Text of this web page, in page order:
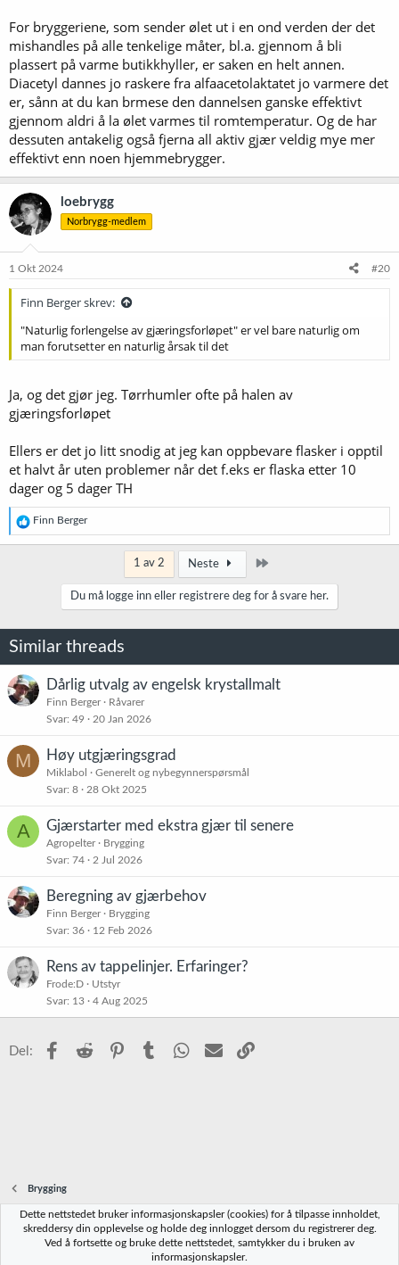
For bryggeriene, som sender ølet ut i en ond verden der det
mishandles på alle tenkelige måter, bl.a. gjennom å bli
plassert på varme butikkhyller, er saken en helt annen.
Diacetyl dannes jo raskere fra alfaacetolaktatet jo varmere det
er, sånn at du kan brmese den dannelsen ganske effektivt
gjennom aldri å la ølet varmes til romtemperatur. Og de har
dessuten antakelig også fjerna all aktiv gjær veldig mye mer
effektivt enn noen hjemmebrygger.
loebrygg
Norbrygg-medlem
1 Okt 2024 #20
Finn Berger skrev:
"Naturlig forlengelse av gjæringsforløpet" er vel bare naturlig om
man forutsetter en naturlig årsak til det
Ja, og det gjør jeg. Tørrhumler ofte på halen av
gjæringsforløpet
Ellers er det jo litt snodig at jeg kan oppbevare flasker i opptil
et halvt år uten problemer når det f.eks er flaska etter 10
dager og 5 dager TH
R
e
a
r
Finn Berger
1 av 2 Neste
Du må logge inn eller registrere deg for å svare her.
Similar threads
Dårlig utvalg av engelsk krystallmalt
Finn Berger
Råvarer
Svar 49 20 Jan 2026
M Høy utgjæringsgrad
Miklabol
Generelt og nybegynnerspørsmål
Svar 8 28 Okt 2025
A Gjærstarter med ekstra gjær til senere
Agropelter
Brygging
Svar 74 2 Jul 2026
Beregning av gjærbehov
Finn Berger
Brygging
Svar 36 12 Feb 2026
Rens av tappelinjer. Erfaringer?
Frode:D
Utstyr
Svar 13 4 Aug 2025
Del: Facebook
Reddit PinterestTumblr WhatsApp
E-post
Brygging
Norbrygg-default
Vilkår og regler Personvernregler
Dette nettstedet bruker informasjonskapsler (cookies) for å tilpasse innholdet,
skreddersy din opplevelse og holde deg innlogget dersom du registrerer deg.
Ved å fortsette og bruke dette nettstedet, samtykker du i bruken av
informasjonskapsler.